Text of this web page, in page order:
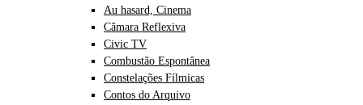
Au hasard, Cinema
Câmara Reflexiva
Civic TV
Combustão Espontânea
Constelações Fílmicas
Contos do Arquivo